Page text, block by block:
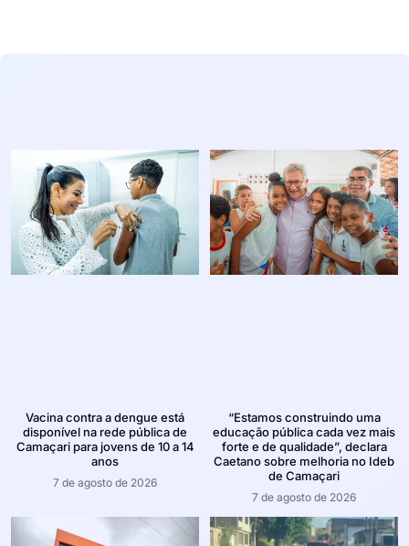
Vacina contra a dengue está
disponível na rede pública de
Camaçari para jovens de 10 a 14
anos
7 de agosto de 2026
“Estamos construindo uma
educação pública cada vez mais
forte e de qualidade”, declara
Caetano sobre melhoria no Ideb
de Camaçari
7 de agosto de 2026